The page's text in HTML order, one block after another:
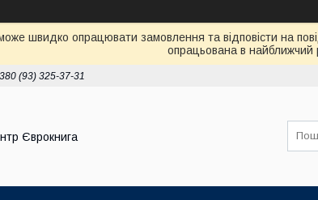
швидко опрацювати замовлення та відповісти на
опрацьована в найближчий
(93) 325-37-31
Єврокнига